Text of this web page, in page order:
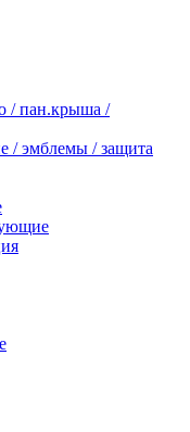
/ пан.крыша /
/ эмблемы / защита